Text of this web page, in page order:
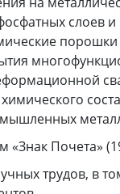
слоев
порошки
«Знак Почета»
трудов, в